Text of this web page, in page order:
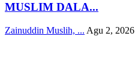
MUSLIM DALA...
Zainuddin Muslih, ... Agu 2, 2026